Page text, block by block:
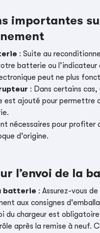
importantes
: Suite au
batterie ou l’indicateur
peut ne plus
: Dans certains cas,
est ajouté pour permettre
nécessaires pour profiter
d’origine.
l’envoi de la
batterie : Assurez-vous
aux consignes
du chargeur est
après la remise à neuf.